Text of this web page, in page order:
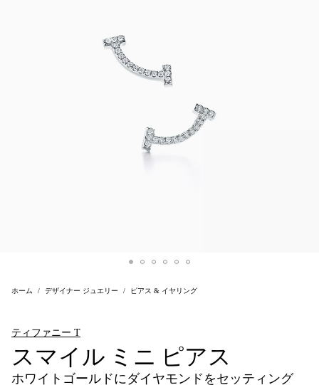
ホーム デザイナー ジュエリー ピアス & イヤリング
ティファニー T
スマイル ミニ ピアス
ホワイトゴールドにダイヤモンドをセッティング